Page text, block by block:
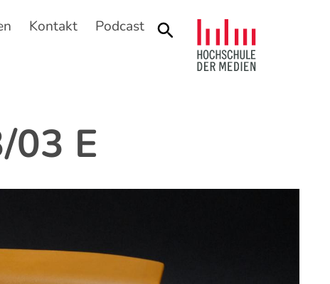
Kontakt Podcast Suche
03 E